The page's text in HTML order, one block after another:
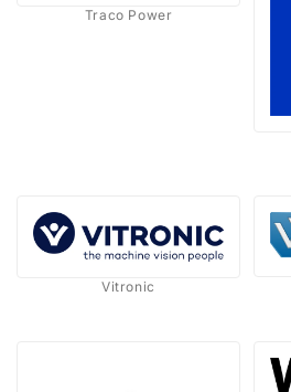
Traco Power
Vitronic